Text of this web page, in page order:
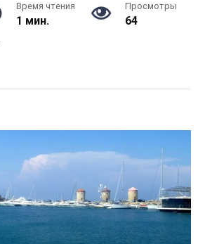
Время чтения
1 мин.
Просмотры
64